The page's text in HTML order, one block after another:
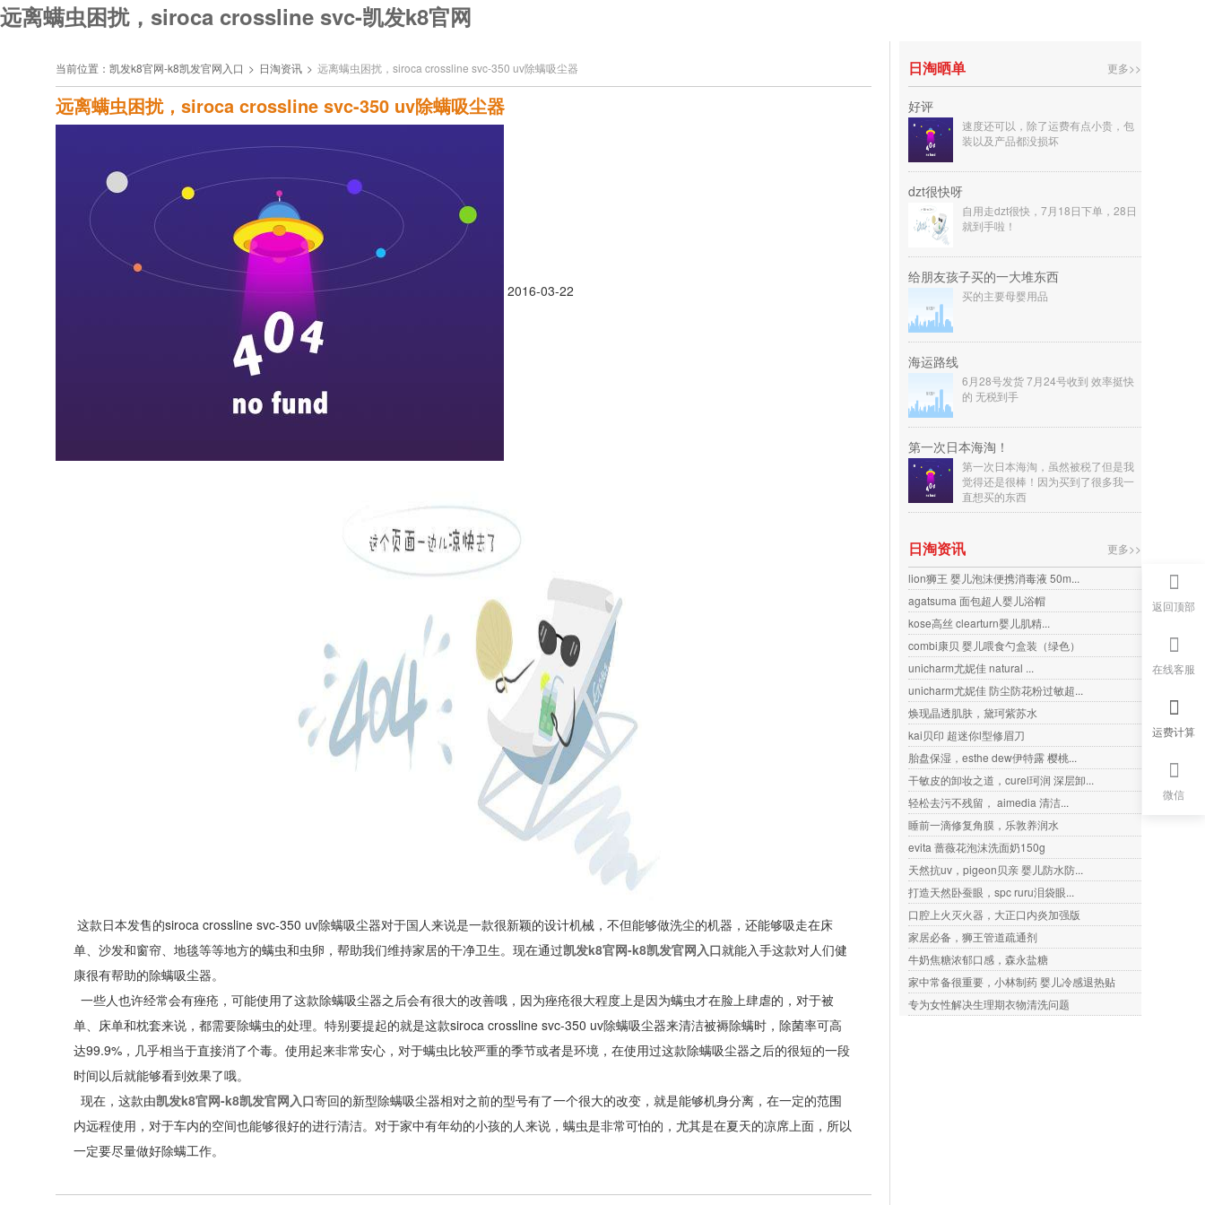
远离螨虫困扰，siroca crossline svc-凯发k8官网
当前位置： 凯发k8官网-k8凯发官网入口 > 日淘资讯 > 远离螨虫困扰，siroca crossline svc-350 uv除螨吸尘器
远离螨虫困扰，siroca crossline svc-350 uv除螨吸尘器
2016-03-22
这款日本发售的siroca crossline svc-350 uv除螨吸尘器对于国人来说是一款很新颖的设计机械，不但能够做洗尘的机器，还能够吸走在床
单、沙发和窗帘、地毯等等地方的螨虫和虫卵，帮助我们维持家居的干净卫生。现在通过凯发k8官网-k8凯发官网入口就能入手这款对人们健
康很有帮助的除螨吸尘器。
一些人也许经常会有痤疮，可能使用了这款除螨吸尘器之后会有很大的改善哦，因为痤疮很大程度上是因为螨虫才在脸上肆虐的，对于被
单、床单和枕套来说，都需要除螨虫的处理。特别要提起的就是这款siroca crossline svc-350 uv除螨吸尘器来清洁被褥除螨时，除菌率可高
达99.9%，几乎相当于直接消了个毒。使用起来非常安心，对于螨虫比较严重的季节或者是环境，在使用过这款除螨吸尘器之后的很短的一段
时间以后就能够看到效果了哦。
现在，这款由凯发k8官网-k8凯发官网入口寄回的新型除螨吸尘器相对之前的型号有了一个很大的改变，就是能够机身分离，在一定的范围
内远程使用，对于车内的空间也能够很好的进行清洁。对于家中有年幼的小孩的人来说，螨虫是非常可怕的，尤其是在夏天的凉席上面，所以
一定要尽量做好除螨工作。
日淘晒单 更多>>
好评
速度还可以，除了运费有点小贵，包
装以及产品都没损坏
dzt很快呀
自用走dzt很快，7月18日下单，28日
就到手啦！
给朋友孩子买的一大堆东西
买的主要母婴用品
海运路线
6月28号发货 7月24号收到 效率挺快
的 无税到手
第一次日本海淘！
第一次日本海淘，虽然被税了但是我
觉得还是很棒！因为买到了很多我一
直想买的东西
日淘资讯
更多>>
lion狮王 婴儿泡沫便携消毒液 50m...
agatsuma 面包超人婴儿浴帽
kose高丝 clearturn婴儿肌精...
combi康贝 婴儿喂食勺盒装（绿色）
unicharm尤妮佳 natural ...
unicharm尤妮佳 防尘防花粉过敏超...
焕现晶透肌肤，黛珂紫苏水
kai贝印 超迷你l型修眉刀
胎盘保湿，esthe dew伊特露 樱桃...
干敏皮的卸妆之道，curel珂润 深层卸...
轻松去污不残留， aimedia 清洁...
睡前一滴修复角膜，乐敦养润水
evita 蔷薇花泡沫洗面奶150g
天然抗uv，pigeon贝亲 婴儿防水防...
打造天然卧蚕眼，spc ruru泪袋眼...
口腔上火灭火器，大正口内炎加强版
家居必备，狮王管道疏通剂
牛奶焦糖浓郁口感，森永盐糖
家中常备很重要，小林制药 婴儿冷感退热贴
专为女性解决生理期衣物清洗问题
返回顶部
在线客服
运费计算
微信